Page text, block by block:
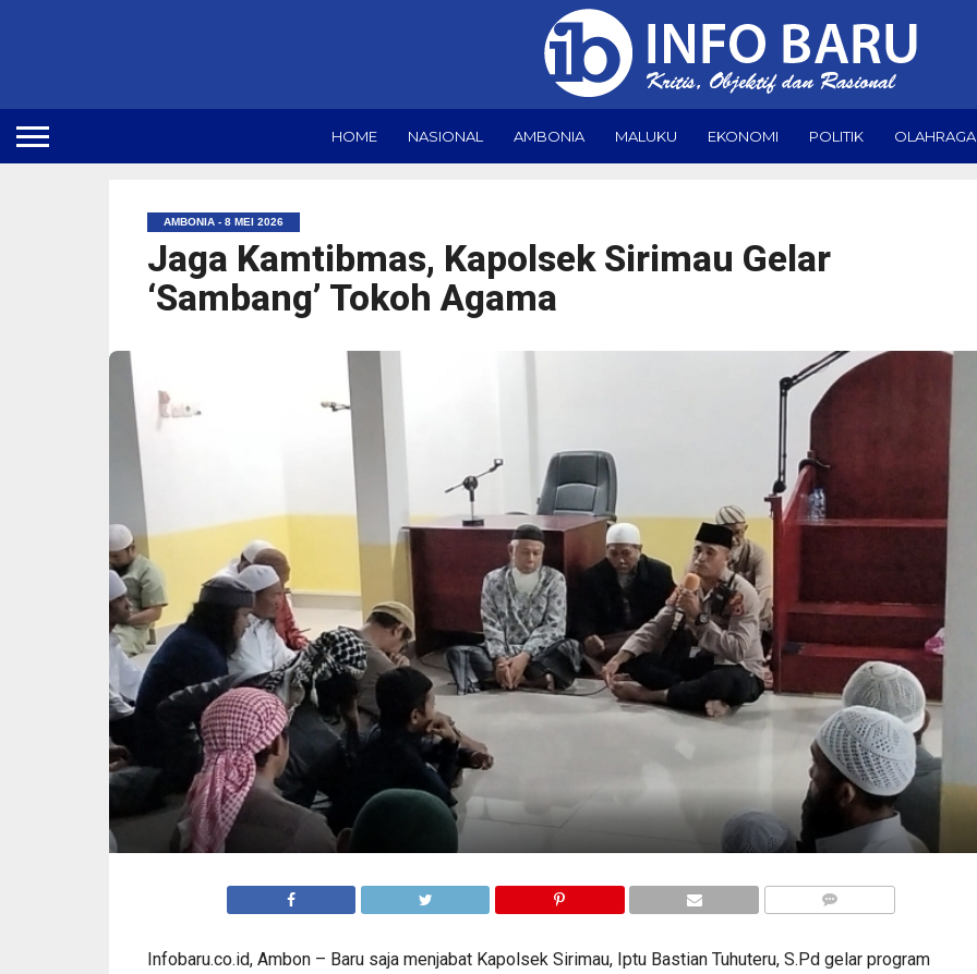
HOME NASIONAL AMBONIA MALUKU EKONOMI POLITIK OLAHRAGA
AMBONIA - 8 MEI 2026
Jaga Kamtibmas, Kapolsek Sirimau Gelar
‘Sambang’ Tokoh Agama
Infobaru.co.id, Ambon – Baru saja menjabat Kapolsek Sirimau, Iptu Bastian Tuhuteru, S.Pd gelar program